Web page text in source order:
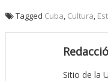
Tagged Cuba Cultura
Sitio de la